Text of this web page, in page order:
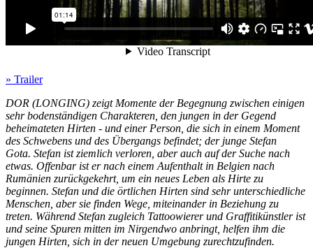
» Trailer
DOR (LONGING) zeigt Momente der Begegnung zwischen einigen
sehr bodenständigen Charakteren, den jungen in der Gegend
beheimateten Hirten - und einer Person, die sich in einem Moment
des Schwebens und des Übergangs befindet; der junge Stefan
Gota. Stefan ist ziemlich verloren, aber auch auf der Suche nach
etwas. Offenbar ist er nach einem Aufenthalt in Belgien nach
Rumänien zurückgekehrt, um ein neues Leben als Hirte zu
beginnen. Stefan und die örtlichen Hirten sind sehr unterschiedliche
Menschen, aber sie finden Wege, miteinander in Beziehung zu
treten. Während Stefan zugleich Tattoowierer und Graffitikünstler ist
und seine Spuren mitten im Nirgendwo anbringt, helfen ihm die
jungen Hirten, sich in der neuen Umgebung zurechtzufinden.